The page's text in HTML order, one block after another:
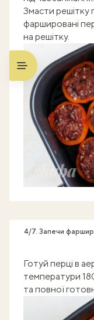
Змасти решітку
фаршировані
на решітку.
4/7. Запечи
Готуй перці в
температури
та повної